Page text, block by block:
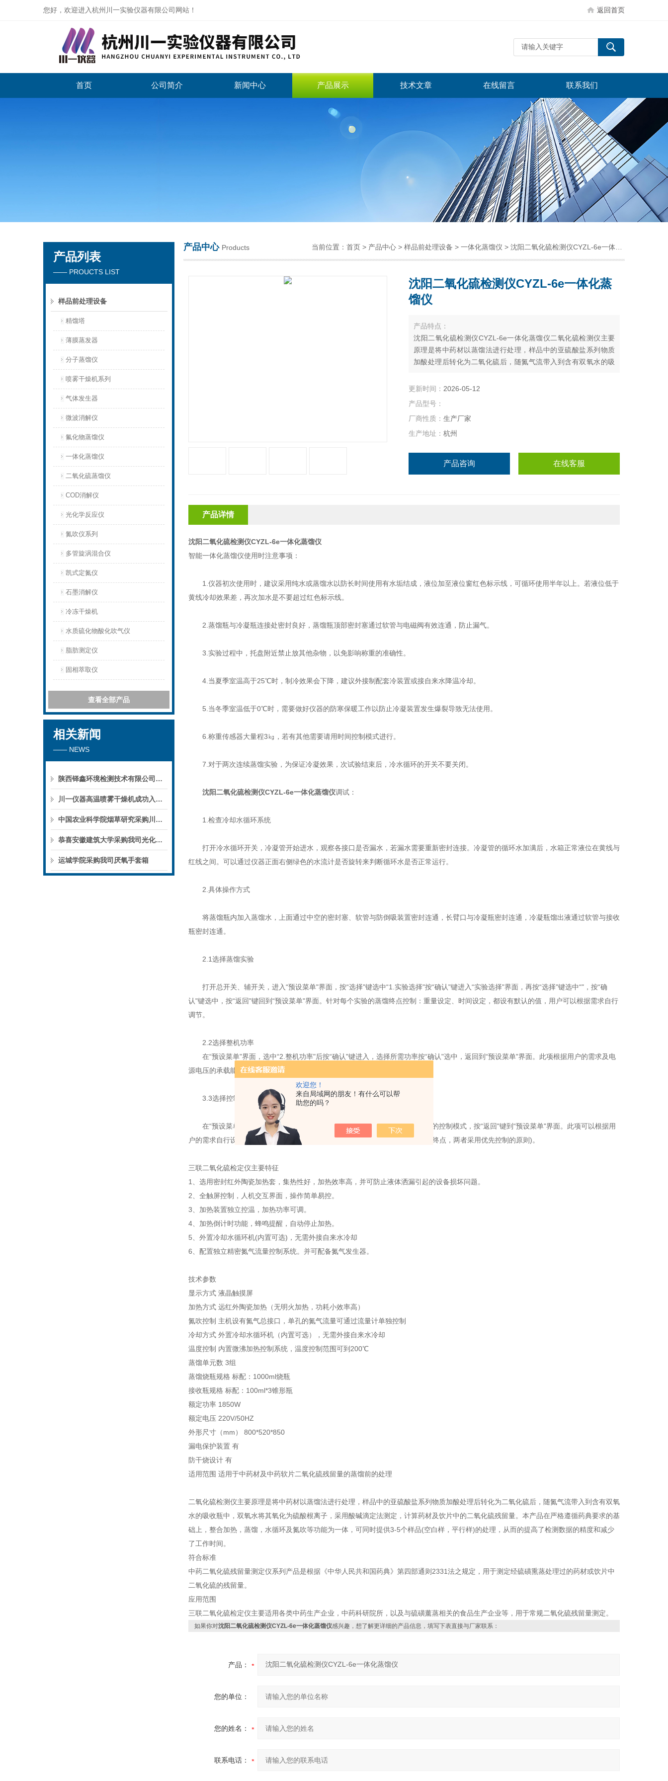
欢迎您！
来自局域网的朋友！有什么可以帮
助您的吗？
您好，欢迎进入杭州川一实验仪器有限公司网站！ 返回首页
杭州川一实验仪器有限公司
首页 公司简介 新闻中心 产品展示 技术文章 在线留言 联系我们
产品列表
—— PROUCTS LIST
样品前处理设备
精馏塔
薄膜蒸发器
分子蒸馏仪
喷雾干燥机系列
气体发生器
微波消解仪
氟化物蒸馏仪
一体化蒸馏仪
二氧化硫蒸馏仪
COD消解仪
光化学反应仪
氮吹仪系列
多管旋涡混合仪
凯式定氮仪
石墨消解仪
冷冻干燥机
水质硫化物酸化吹气仪
脂肪测定仪
固相萃取仪
查看全部产品
相关新闻
—— NEWS
陕西铎鑫环境检测技术有限公司采购我司全自动液液萃取仪
川一仪器高温喷雾干燥机成功入驻鄱阳职业学院，助力职业教育实训平台升级
中国农业科学院烟草研究采购川一仪器喷雾干燥机
恭喜安徽建筑大学采购我司光化学反应仪
运城学院采购我司厌氧手套箱
产品中心 Products 当前位置： 首页 > 产品中心 > 样品前处理设备 > 一体化蒸馏仪 > 沈阳二氧化硫检测仪CYZL-6e一体化蒸馏仪
沈阳二氧化硫检测仪CYZL-6e一体化蒸
馏仪
产品特点：
沈阳二氧化硫检测仪CYZL-6e一体化蒸馏仪二氧化硫检测仪主要
原理是将中药材以蒸馏法进行处理，样品中的亚硫酸盐系列物质
加酸处理后转化为二氧化硫后，随氮气流带入到含有双氧水的吸
更新时间： 2026-05-12
产品型号：
厂商性质： 生产厂家
生产地址： 杭州
产品咨询 在线客服
产品详情
沈阳二氧化硫检测仪CYZL-6e一体化蒸馏仪
智能一体化蒸馏仪使用时注意事项：
1.仪器初次使用时，建议采用纯水或蒸馏水以防长时间使用有水垢结成， 液位加至液位窗红色标示线，可循环使用半年以上。若液位低于
黄线冷却效果差，再次加水是不要超过红色标示线。
2.蒸馏瓶与冷凝瓶连接处密封良好，蒸馏瓶顶部密封塞通过软管与电磁阀有效连通，防止漏气。
3.实验过程中，托盘附近禁止放其他杂物，以免影响称重的准确性。
4.当夏季室温高于25℃时，制冷效果会下降，建议外接制配套冷装置或接自来水降温冷却。
5.当冬季室温低于0℃时，需要做好仪器的防寒保暖工作以防止冷凝装置发生爆裂导致无法使用。
6.称重传感器大量程3㎏，若有其他需要请用时间控制模式进行。
7.对于两次连续蒸馏实验，为保证冷凝效果，次试验结束后，冷水循环的开关不要关闭。
沈阳二氧化硫检测仪CYZL-6e一体化蒸馏仪调试：
1.检查冷却水循环系统
打开冷水循环开关，冷凝管开始进水，观察各接口是否漏水，若漏水需要重新密封连接。冷凝管的循环水加满后，水箱正常液位在黄线与
红线之间。可以通过仪器正面右侧绿色的水流计是否旋转来判断循环水是否正常运行。
2.具体操作方式
将蒸馏瓶内加入蒸馏水，上面通过中空的密封塞、软管与防倒吸装置密封连通，长臂口与冷凝瓶密封连通，冷凝瓶馏出液通过软管与接收
瓶密封连通。
2.1选择蒸馏实验
打开总开关、辅开关，进入“预设菜单"界面，按“选择"键选中“1.实验选择"按“确认"键进入“实验选择"界面，再按“选择"键选中“"，按“确
认"键选中，按“返回"键回到“预设菜单"界面。针对每个实验的蒸馏终点控制：重量设定、时间设定，都设有默认的值，用户可以根据需求自行
调节。
2.2选择整机功率
在“预设菜单"界面，选中“2.整机功率"后按“确认"键进入，选择所需功率按“确认"选中，返回到“预设菜单"界面。此项根据用户的需求及电
源电压的承载能力选择，出厂前默认设置为3600w。
3.3选择控制模式
在“预设菜单"界面，通过选择选中“3.控制模式"后按“确认"键进入，选择所需的控制模式，按“返回"键到“预设菜单"界面。此项可以根据用
户的需求自行设定，无特需要求可默认出厂设定“双重控制"(时间、重量控制蒸馏终点，两者采用优先控制的原则)。
三联二氧化硫检定仪主要特征
1、选用密封红外陶瓷加热套，集热性好，加热效率高，并可防止液体洒漏引起的设备损坏问题。
2、全触屏控制，人机交互界面，操作简单易控。
3、加热装置独立控温，加热功率可调。
4、加热倒计时功能，蜂鸣提醒，自动停止加热。
5、外置冷却水循环机(内置可选)，无需外接自来水冷却
6、配置独立精密氮气流量控制系统。并可配备氮气发生器。
技术参数
显示方式 液晶触摸屏
加热方式 远红外陶瓷加热（无明火加热，功耗小效率高）
氮吹控制 主机设有氮气总接口，单孔的氮气流量可通过流量计单独控制
冷却方式 外置冷却水循环机（内置可选），无需外接自来水冷却
温度控制 内置微沸加热控制系统，温度控制范围可到200℃
蒸馏单元数 3组
蒸馏烧瓶规格 标配：1000ml烧瓶
接收瓶规格 标配：100ml*3锥形瓶
额定功率 1850W
额定电压 220V/50HZ
外形尺寸（mm） 800*520*850
漏电保护装置 有
防干烧设计 有
适用范围 适用于中药材及中药软片二氧化硫残留量的蒸馏前的处理
二氧化硫检测仪主要原理是将中药材以蒸馏法进行处理，样品中的亚硫酸盐系列物质加酸处理后转化为二氧化硫后，随氮气流带入到含有双氧
水的吸收瓶中，双氧水将其氧化为硫酸根离子，采用酸碱滴定法测定，计算药材及饮片中的二氧化硫残留量。本产品在严格遵循药典要求的基
础上，整合加热，蒸馏，水循环及氮吹等功能为一体，可同时提供3-5个样品(空白样，平行样)的处理，从而的提高了检测数据的精度和减少
了工作时间。
符合标准
中药二氧化硫残留量测定仪系列产品是根据《中华人民共和国药典》第四部通则2331法之规定，用于测定经硫磺熏蒸处理过的药材或饮片中
二氧化硫的残留量。
应用范围
三联二氧化硫检定仪主要适用各类中药生产企业，中药科研院所，以及与硫磺薰蒸相关的食品生产企业等，用于常规二氧化硫残留量测定。
如果你对沈阳二氧化硫检测仪CYZL-6e一体化蒸馏仪感兴趣，想了解更详细的产品信息，填写下表直接与厂家联系：
产品：
您的单位：
您的姓名：
联系电话：